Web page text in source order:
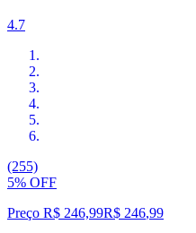
4.7
(255)
5% OFF
Preço R$ 246,99R$ 246,99